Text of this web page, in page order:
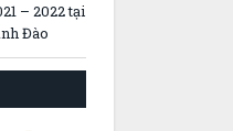
– 2022 tại
Đào